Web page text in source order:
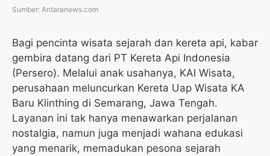
Sumber: Antaranews.com
Bagi pencinta wisata sejarah dan kereta api, kabar
gembira datang dari PT Kereta Api Indonesia
(Persero). Melalui anak usahanya, KAI Wisata,
perusahaan meluncurkan Kereta Uap Wisata KA
Baru Klinthing di Semarang, Jawa Tengah.
Layanan ini tak hanya menawarkan perjalanan
nostalgia, namun juga menjadi wahana edukasi
yang menarik, memadukan pesona sejarah